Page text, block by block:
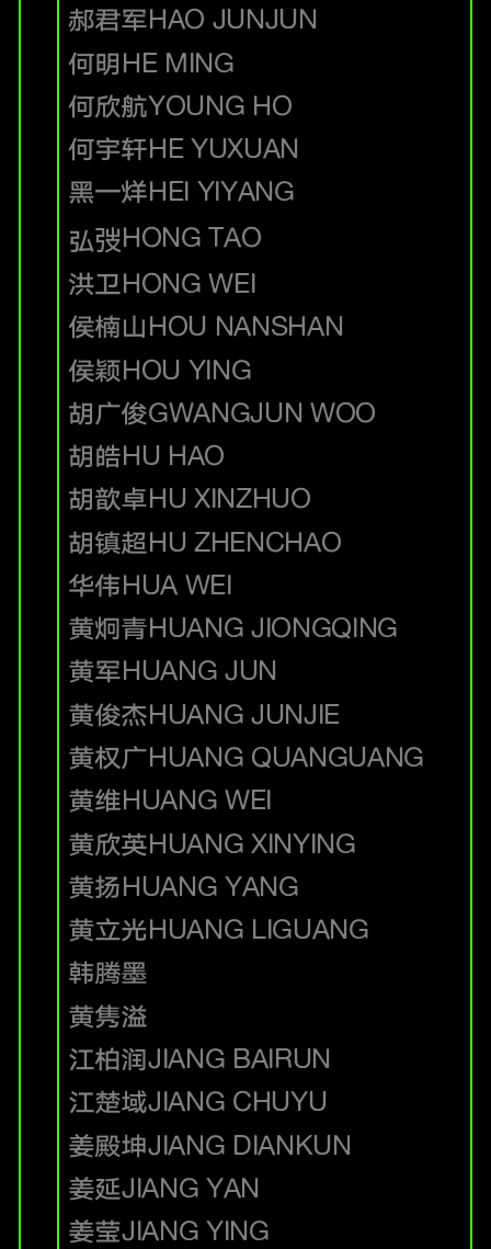
郝君军HAO JUNJUN
何明HE MING
何欣航YOUNG HO
何宇轩HE YUXUAN
黑一烊HEI YIYANG
弘弢HONG TAO
洪卫HONG WEI
侯楠山HOU NANSHAN
侯颖HOU YING
胡广俊GWANGJUN WOO
胡皓HU HAO
胡歆卓HU XINZHUO
胡镇超HU ZHENCHAO
华伟HUA WEI
黄炯青HUANG JIONGQING
黄军HUANG JUN
黄俊杰HUANG JUNJIE
黄权广HUANG QUANGUANG
黄维HUANG WEI
黄欣英HUANG XINYING
黄扬HUANG YANG
黄立光HUANG LIGUANG
韩腾墨
黄隽溢
江柏润JIANG BAIRUN
江楚域JIANG CHUYU
姜殿坤JIANG DIANKUN
姜延JIANG YAN
姜莹JIANG YING